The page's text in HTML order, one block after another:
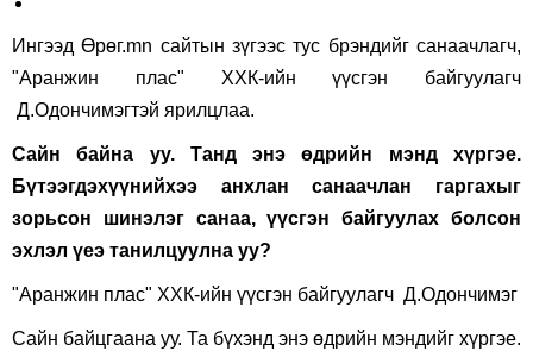
Ингээд Өрөг.mn сайтын зүгээс тус брэндийг санаачлагч,
"Аранжин плас" ХХК-ийн үүсгэн байгуулагч
Д.Одончимэгтэй ярилцлаа.
Сайн байна уу. Танд энэ өдрийн мэнд хүргэе.
Бүтээгдэхүүнийхээ анхлан санаачлан гаргахыг
зорьсон шинэлэг санаа, үүсгэн байгуулах болсон
эхлэл үеэ танилцуулна уу?
"Аранжин плас" ХХК-ийн үүсгэн байгуулагч Д.Одончимэг
Сайн байцгаана уу. Та бүхэнд энэ өдрийн мэндийг хүргэе.